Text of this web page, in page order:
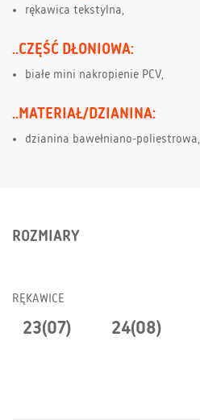
rękawica tekstylna,
..CZĘŚĆ DŁONIOWA:
białe mini nakropienie PCV,
..MATERIAŁ/DZIANINA:
dzianina bawełniano-poliestrowa,
ROZMIARY
RĘKAWICE
23(07) 24(08)